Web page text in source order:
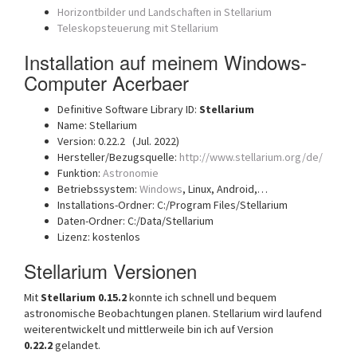
Horizontbilder und Landschaften in Stellarium
Teleskopsteuerung mit Stellarium
Installation auf meinem Windows-
Computer Acerbaer
Definitive Software Library ID: Stellarium
Name: Stellarium
Version: 0.22.2 (Jul. 2022)
Hersteller/Bezugsquelle: http://www.stellarium.org/de/
Funktion: Astronomie
Betriebssystem: Windows, Linux, Android,…
Installations-Ordner: C:/Program Files/Stellarium
Daten-Ordner: C:/Data/Stellarium
Lizenz: kostenlos
Stellarium Versionen
MitStellarium 0.15.2konnte ich schnell und bequem
astronomische Beobachtungen planen. Stellarium wird laufend
weiterentwickelt und mittlerweile bin ich auf Version
0.22.2gelandet.